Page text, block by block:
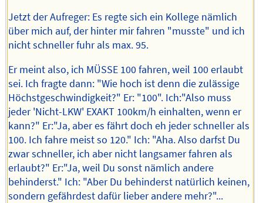
Jetzt der Aufreger: Es regte sich ein Kollege nämlich
über mich auf, der hinter mir fahren "musste" und ich
nicht schneller fuhr als max. 95.
Er meint also, ich MÜSSE 100 fahren, weil 100 erlaubt
sei. Ich fragte dann: "Wie hoch ist denn die zulässige
Höchstgeschwindigkeit?" Er: "100". Ich:"Also muss
jeder 'Nicht-LKW' EXAKT 100km/h einhalten, wenn er
kann?" Er:"Ja, aber es fährt doch eh jeder schneller als
100. Ich fahre meist so 120." Ich: "Aha. Also darfst Du
zwar schneller, ich aber nicht langsamer fahren als
erlaubt?" Er:"Ja, weil Du sonst nämlich andere
behinderst." Ich: "Aber Du behinderst natürlich keinen,
sondern gefährdest dafür lieber andere mehr?"...